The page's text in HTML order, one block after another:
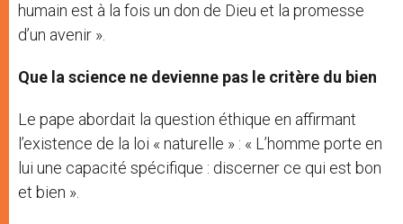
humain est à la fois un don de Dieu et la promesse
d’un avenir ».
Que la science ne devienne pas le critère du bien
Le pape abordait la question éthique en affirmant
l’existence de la loi « naturelle » : « L’homme porte en
lui une capacité spécifique : discerner ce qui est bon
et bien ».